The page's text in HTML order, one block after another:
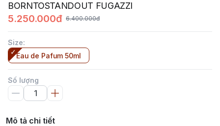
BORNTOSTANDOUT FUGAZZI
5.250.000đ 6.400.000đ
Size:
Eau de Pafum 50ml
Số lượng
Mô tả chi tiết